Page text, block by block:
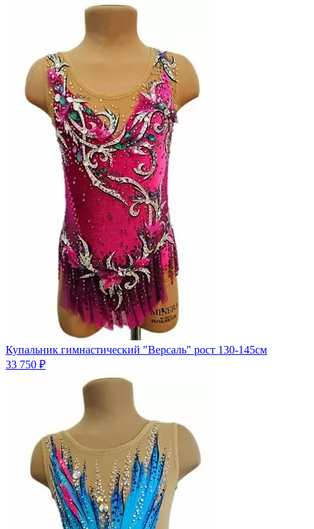
Купальник гимнастический "Версаль" рост 130-145см
33 750 ₽